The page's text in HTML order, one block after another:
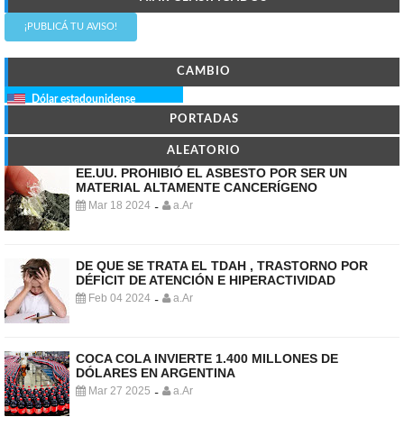
¡PUBLICÁ TU AVISO!
CAMBIO
Dólar estadounidense
PORTADAS
ALEATORIO
EE.UU. PROHIBIÓ EL ASBESTO POR SER UN
MATERIAL ALTAMENTE CANCERÍGENO
Mar 18 2024 - a.Ar
DE QUE SE TRATA EL TDAH , TRASTORNO POR
DÉFICIT DE ATENCIÓN E HIPERACTIVIDAD
Feb 04 2024 - a.Ar
COCA COLA INVIERTE 1.400 MILLONES DE
DÓLARES EN ARGENTINA
Mar 27 2025 - a.Ar